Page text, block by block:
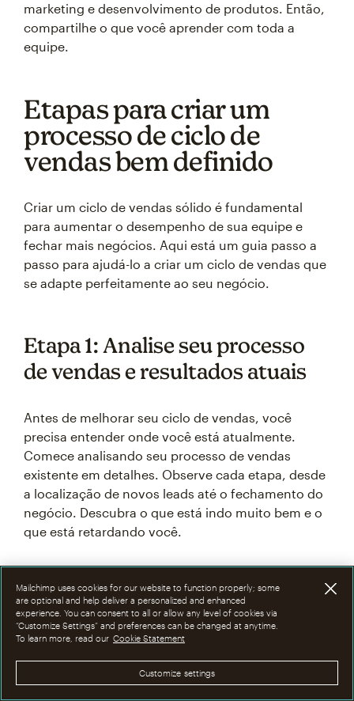
marketing e desenvolvimento de produtos. Então,
compartilhe o que você aprender com toda a
equipe.
Etapas para criar um
processo de ciclo de
vendas bem definido
Criar um ciclo de vendas sólido é fundamental
para aumentar o desempenho de sua equipe e
fechar mais negócios. Aqui está um guia passo a
passo para ajudá-lo a criar um ciclo de vendas que
se adapte perfeitamente ao seu negócio.
Etapa 1: Analise seu processo
de vendas e resultados atuais
Antes de melhorar seu ciclo de vendas, você
precisa entender onde você está atualmente.
Comece analisando seu processo de vendas
existente em detalhes. Observe cada etapa, desde
a localização de novos leads até o fechamento do
negócio. Descubra o que está indo muito bem e o
que está retardando você.
precisam trabalhar juntas. Os representantes de
vendas conhecem os desafios diários do processo,
enquanto o marketing pode ver o panorama geral
Mailchimp uses cookies for our website to function properly; some
are optional and help deliver a personalized and enhanced
experience. You can consent to all or allow any level of cookies via
“Customize Settings” and preferences can be changed at anytime.
To learn more, read our Cookie Statement
Customize settings